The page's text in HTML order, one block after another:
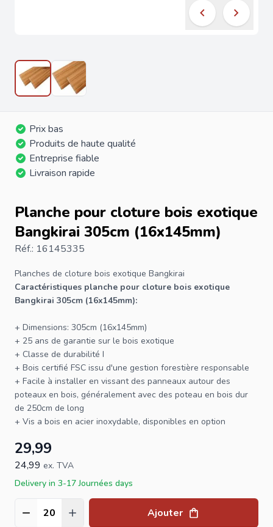
Prix bas
Produits de haute qualité
Entreprise fiable
Livraison rapide
Planche pour cloture bois exotique
Bangkirai 305cm (16x145mm)
Réf.: 16145335
Planches de cloture bois exotique Bangkirai
Caractéristiques planche pour cloture bois exotique
Bangkirai 305cm (16x145mm):
+ Dimensions: 305cm (16x145mm)
+ 25 ans de garantie sur le bois exotique
+ Classe de durabilité I
+ Bois certifié FSC issu d'une gestion forestière responsable
+ Facile à installer en vissantdes panneaux autour des
poteaux en bois, généralement avec des poteau en bois dur
de 250cm de long
+ Vis a bois en acier inoxydable, disponibles en option
29,99
24,99 ex. TVA
Delivery in 3-17 Journées days
Quantité Ajouter